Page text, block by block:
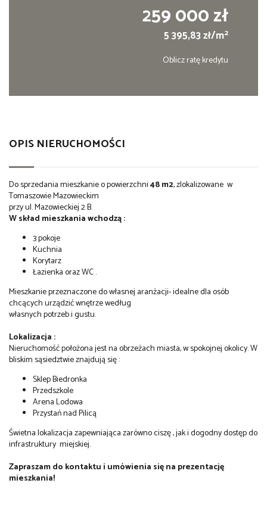
259 000 zł
5 395,83 zł/m2
Oblicz ratę kredytu
OPIS NIERUCHOMOŚCI
Do sprzedania mieszkanie o powierzchni48 m2, zlokalizowane w
Tomaszowie Mazowieckim
przy ul. Mazowieckiej 2 B.
W skład mieszkania wchodzą :
3 pokoje
Kuchnia
Korytarz
Łazienka oraz WC .
Mieszkanie przeznaczone do własnej aranżacji- idealne dla osób
chcących urządzić wnętrze według
własnych potrzeb i gustu.
Lokalizacja :
Nieruchomość położona jest na obrzeżach miasta, w spokojnej okolicy. W
bliskim sąsiedztwie znajdują się :
Sklep Biedronka
Przedszkole
Arena Lodowa
Przystań nad Pilicą
Świetna lokalizacja zapewniająca zarówno ciszę , jak i dogodny dostęp do
infrastruktury miejskiej.
Zapraszam do kontaktu i umówienia się na prezentację
mieszkania!